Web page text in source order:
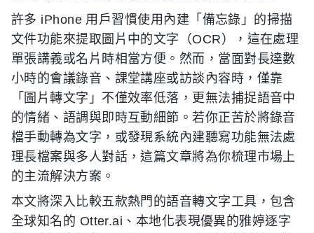
許多 iPhone 用戶習慣使用內建「備忘錄」的掃描
文件功能來提取圖片中的文字（OCR），這在處理
單張講義或名片時相當方便。然而，當面對長達數
小時的會議錄音、課堂講座或訪談內容時，僅靠
「圖片轉文字」不僅效率低落，更無法捕捉語音中
的情緒、語調與即時互動細節。若你正苦於將錄音
檔手動轉為文字，或發現系統內建聽寫功能無法處
理長檔案與多人對話，這篇文章將為你梳理市場上
的主流解決方案。
本文將深入比較五款熱門的語音轉文字工具，包含
全球知名的 Otter.ai、本地化表現優異的雅婷逐字